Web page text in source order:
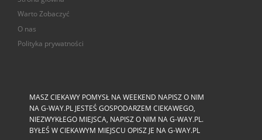
Warto Zobaczyć
O nas
Polityka prywatności
MASZ CIEKAWY POMYSŁ NA WEEKEND NAPISZ O NIM
NA G-WAY.PL JESTEŚ GOSPODARZEM CIEKAWEGO,
NIEZWYKŁEGO MIEJSCA, NAPISZ O NIM NA G-WAY.PL.
BYŁEŚ W CIEKAWYM MIEJSCU OPISZ JE NA G-WAY.PL